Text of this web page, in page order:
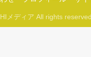
メディア All rights